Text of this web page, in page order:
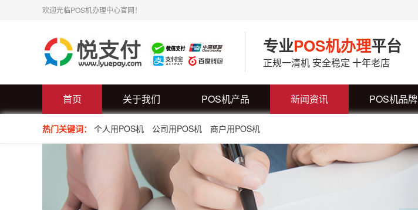
欢迎光临POS机办理中心官网！
专业POS机办理平台
正规一清机 安全稳定 十年老店
首页 关于我们 POS机产品 新闻资讯 POS机品牌
热门关键词： 个人用POS机 公司用POS机 商户用POS机